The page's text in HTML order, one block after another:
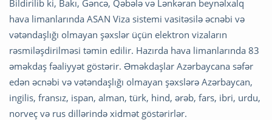
Bildirilib ki, Bakı, Gəncə, Qəbələ və Lənkəran beynəlxalq
hava limanlarında ASAN Viza sistemi vasitəsilə əcnəbi və
vətəndaşlığı olmayan şəxslər üçün elektron vizaların
rəsmiləşdirilməsi təmin edilir. Hazırda hava limanlarında 83
əməkdaş fəaliyyət göstərir. Əməkdaşlar Azərbaycana səfər
edən əcnəbi və vətəndaşlığı olmayan şəxslərə Azərbaycan,
ingilis, fransız, ispan, alman, türk, hind, ərəb, fars, ibri, urdu,
norveç və rus dillərində xidmət göstərirlər.